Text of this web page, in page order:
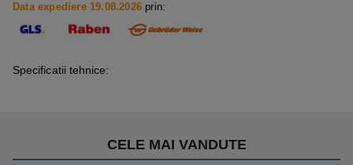
Data expediere 19.08.2026 prin:
Specificatii tehnice:
CELE MAI VANDUTE